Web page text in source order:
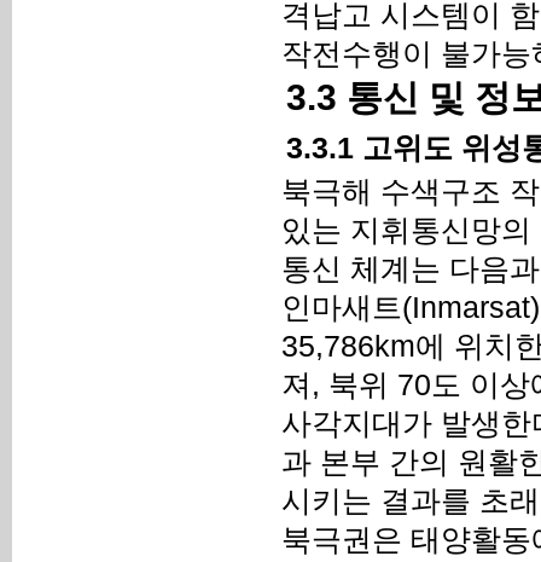
격납고 시스템이
작전수행이 불가능
3.3 통신 및 정
3.3.1 고위도 위성
북극해 수색구조
있는 지휘통신망
통신 체계는 다음
인마새트
35,786km에 위치
져, 북위 70도 이
사각지대가 발생
과 본부 간의 원활
시키는 결과를 초
북극권은 태양활